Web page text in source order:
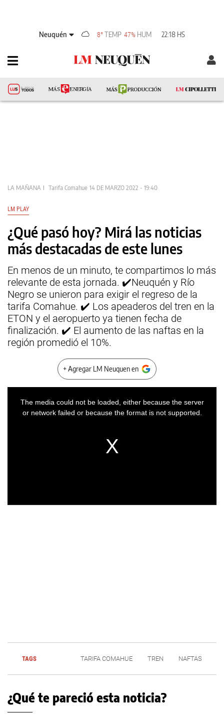
Neuquén 8°TEMP 47% HUM 22:18 HS
LA MAÑANA Tarifa Comahue 14 DE MARZO 2022 - 19:40
LM PLAY
¿Qué pasó hoy? Mirá las noticias
más destacadas de este lunes
En menos de un minuto, te compartimos lo más
relevante de esta jornada. ✔️Neuquén y Río
Negro se unieron para exigir el regreso de la
tarifa Comahue. ✔️ Los apeaderos del tren en la
ETON y el aeropuerto ya tienen fecha de
finalización. ✔️ El aumento de las naftas en la
región promedió el 10%.
+ Agregar LM Neuquen en
The media could not be loaded, either because the server
or network failed or because the format is not supported.
TAGS TARIFA COMAHUE TREN NAFTAS
¿Qué te pareció esta noticia?